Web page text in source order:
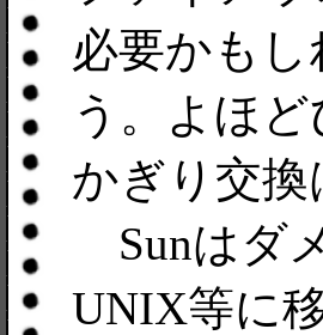
必要かも
う。よほ
かぎり交
Sunはダ
UNIX等に